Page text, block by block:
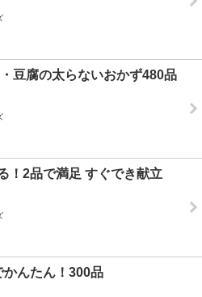
豆腐の太らないおかず480品
！2品で満足 すぐでき献立
かんたん！300品